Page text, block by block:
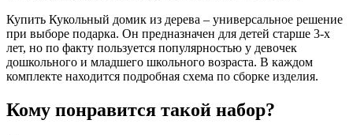
Купить Кукольный домик из дерева – универсальное решение
при выборе подарка. Он предназначен для детей старше 3-х
лет, но по факту пользуется популярностью у девочек
дошкольного и младшего школьного возраста. В каждом
комплекте находится подробная схема по сборке изделия.
Кому понравится такой набор?